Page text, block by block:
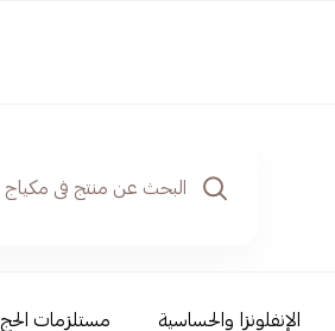
الإنفلونزا والحساسية مستلزمات الحج